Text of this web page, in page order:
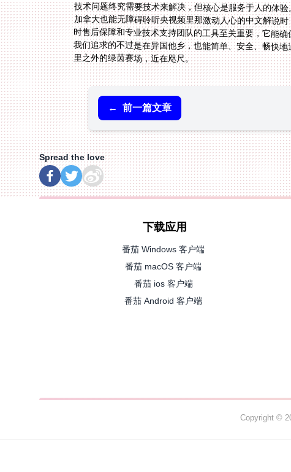
技术问题终究需要技术来解决，但核心是服务于人的体验
里之外的绿茵赛场，近在咫尺。
← 前一篇文章
Spread the love
下载应用
番茄 Windows 客户端
番茄 macOS 客户端
番茄 ios 客户端
番茄 Android 客户端
Copyright ©